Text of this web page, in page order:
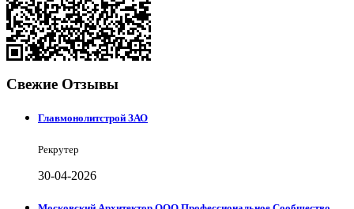
Свежие Отзывы
Главмонолитстрой ЗАО
Рекрутер
30-04-2026